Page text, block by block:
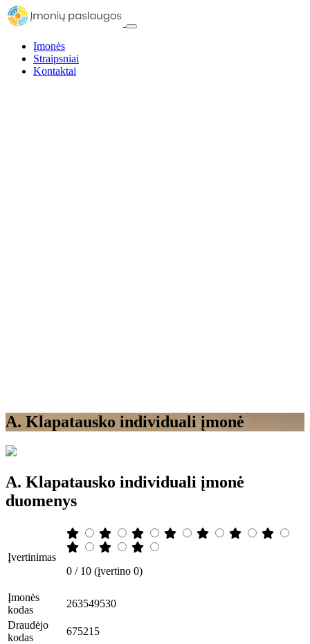
Įmonės
Straipsniai
Kontaktai
A. Klapatausko individuali įmonė
A. Klapatausko individuali įmonė
duomenys
Įvertinimas
0 / 10 (įvertino 0)
Įmonės
kodas
263549530
Draudėjo
kodas
675215